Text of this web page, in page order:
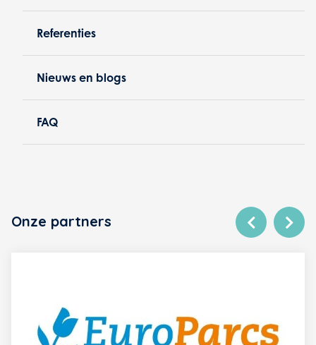
Referenties
Nieuws en blogs
FAQ
Onze partners